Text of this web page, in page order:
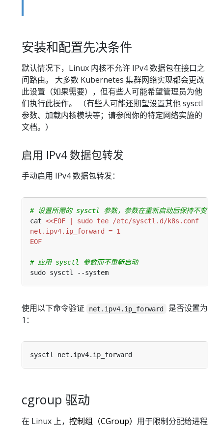
安装和配置先决条件
默认情况下，Linux 内核不允许 IPv4 数据包在接口之
间路由。 大多数 Kubernetes 集群网络实现都会更改
此设置（如果需要），但有些人可能希望管理员为他
们执行此操作。 （有些人可能还期望设置其他 sysctl
参数、加载内核模块等；请参阅你的特定网络实施的
文档。）
启用 IPv4 数据包转发
手动启用 IPv4 数据包转发：
# 设置所需的 sysctl 参数，参数在重新启动后保持不变
cat
EOF
# 应用 sysctl 参数而不重新启动
使用以下命令验证 net.ipv4.ip_forward
是否设置为
1：
cgroup 驱动
在 Linux 上， 控制组（CGroup） 用于限制分配给进程